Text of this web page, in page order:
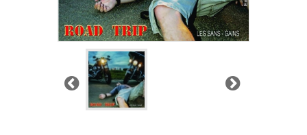
Précédent Suivant